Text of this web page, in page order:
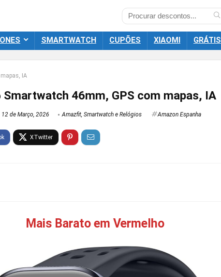
SMARTWATCH CUPÕES XIAOMI GRÁTIS
IA
Smartwatch 46mm, GPS com mapas, IA
12 de Março, 2026 Amazfit, Smartwatch e Relógios Amazon Espanha
Mais Barato em Vermelho